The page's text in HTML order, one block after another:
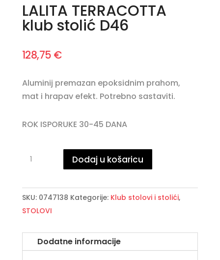
LALITA TERRACOTTA
klub stolić D46
128,75 €
Aluminij premazan epoksidnim prahom,
mat i hrapav efekt. Potrebno sastaviti.
ROK ISPORUKE 30-45 DANA
TERRACOTTA
stolić
Dodaj u košaricu
SKU: 0747138 Kategorije: Klub stolovi i stolići,
STOLOVI
Dodatne informacije